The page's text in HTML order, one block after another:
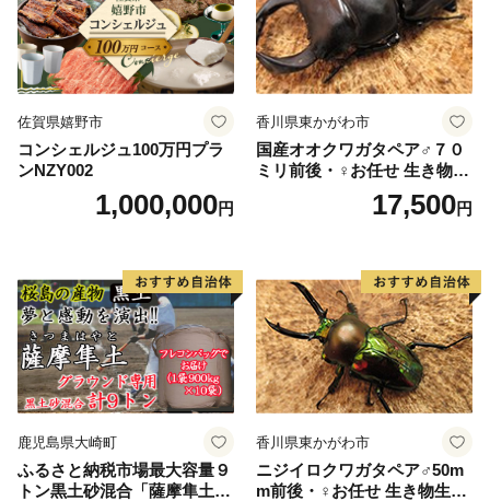
佐賀県嬉野市
コンシェルジュ100万円プラ
ンNZY002
1,000,000円
香川県東かがわ市
国産オオクワガタペア♂７０
ミリ前後・♀お任せ 生き物生
17,500円
鹿児島県大崎町
ふるさと納税市場最大容量９
トン黒土砂混合「薩摩隼土」
香川県東かがわ市
ニジイロクワガタペア♂50m
m前後・♀お任せ 生き物生き